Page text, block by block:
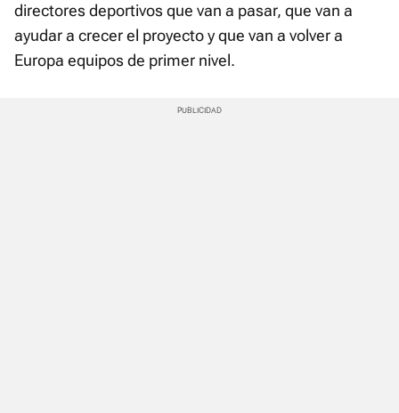
directores deportivos que van a pasar, que van a
ayudar a crecer el proyecto y que van a volver a
Europa equipos de primer nivel.